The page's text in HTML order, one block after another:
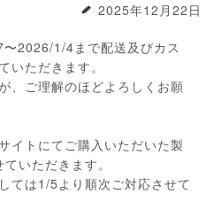
2025年12月22日
2026/1/4まで配送及びカス
いただきます。
、ご理解のほどよろしくお願
イトにてご購入いただいた製
いただきます。
ては1/5より順次ご対応させて